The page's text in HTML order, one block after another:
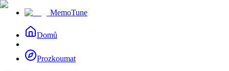
MemoTune
Domů
Prozkoumat